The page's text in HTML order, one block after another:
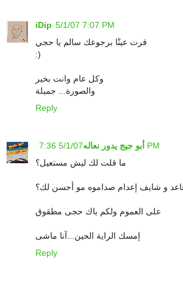
iDip 5/1/07 7:07 PM
قرت عينْا برجوعك سالم يا حجي
:)
وكل عام وانت بخير
والصورة... جميلة
Reply
أبو جيج يدور نعاله 5/1/07 7:36 PM
ما قلت لك ليش مستعيل؟
و شايف إعدام صداموه مو أحسن لك؟
على العموم ولكم باك حجى مطقوق
إمسك الراية الحين...آنا ماشى
Reply